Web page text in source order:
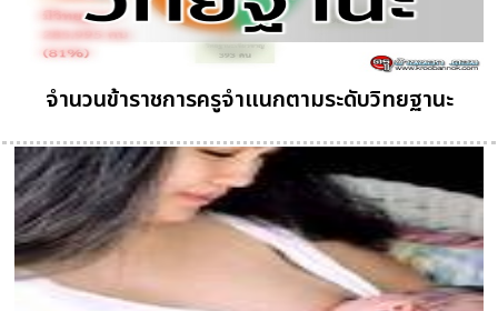
จำนวนข้าราชการครูจำแนกตามระดับวิทยฐานะ